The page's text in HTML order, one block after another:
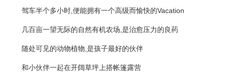
驾车半个多小时,便能拥有一个高级而愉快的Vacation
几百亩一望无际的自然有机农场,是治愈压力的良药
随处可见的动物植物,是孩子最好的伙伴
和小伙伴一起在开阔草坪上搭帐篷露营